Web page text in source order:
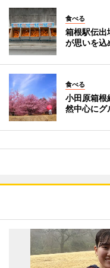
食べる
箱根駅伝
が思いを込
食べる
小田原箱
然中心にグ